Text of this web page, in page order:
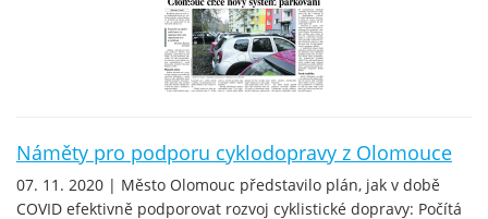
Náměty pro podporu cyklodopravy z Olomouce
07. 11. 2020 | Město Olomouc představilo plán, jak v době
COVID efektivně podporovat rozvoj cyklistické dopravy: Počítá